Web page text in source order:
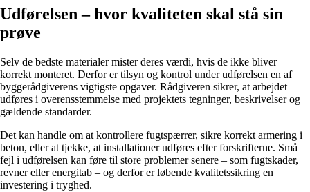
Udførelsen – hvor kvaliteten skal stå sin
prøve
Selv de bedste materialer mister deres værdi, hvis de ikke bliver
korrekt monteret. Derfor er tilsyn og kontrol under udførelsen en af
byggerådgiverens vigtigste opgaver. Rådgiveren sikrer, at arbejdet
udføres i overensstemmelse med projektets tegninger, beskrivelser og
gældende standarder.
Det kan handle om at kontrollere fugtspærrer, sikre korrekt armering i
beton, eller at tjekke, at installationer udføres efter forskrifterne. Små
fejl i udførelsen kan føre til store problemer senere – som fugtskader,
revner eller energitab – og derfor er løbende kvalitetssikring en
investering i tryghed.